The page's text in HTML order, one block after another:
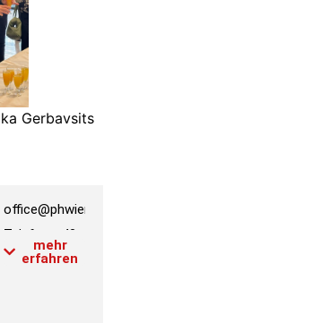
Gerbavsits
office@phwien.ac.at
Telefon:
+43
1 601 18-
mehr
erfahren